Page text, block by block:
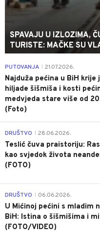
SPAVAJU U IZLOZIMA,
TURISTE: MAČKE SU
PUTOVANJA 21.07.2026.
Najduža pećina u BiH krije
hiljade šišmiša i kosti
medvjeda stare više od
(Foto)
DRUŠTVO 28.06.2026.
Teslić čuva praistoriju:
kao svjedok života
(FOTO)
DRUŠTVO 06.06.2026.
U Mićinoj pećini s mladim
BiH: Istina o šišmišima i
(FOTO/VIDEO)